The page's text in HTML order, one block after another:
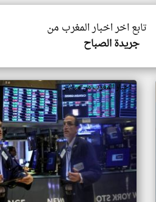
تابع اخر اخبار المغرب من
جريدة الصباح
اخبار المغرب من مباشر